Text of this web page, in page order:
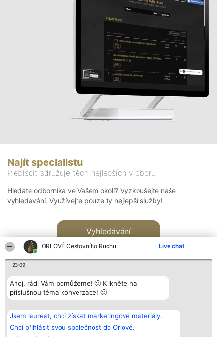
ORLOVÉ Cestovního Ruchu Live chat
23:09
Ahoj, rádi Vám pomůžeme! 🙂 Klikněte na
příslušnou téma konverzace! 🙂
Jsem laureát, chci získat marketingové materiály.
Chci přihlásit svou společnost do Orlové.
Najít specialistu
Plebiscit sdružuje těch nejlepších v oboru
Hledáte odborníka ve Vašem okolí? Vyzkoušejte naše
vyhledávání. Využívejte pouze ty nejlepší služby!
Vyhledávání
Bright Side Solutions sp. z o.
o. sp. k.
ul. Ruska 22
Wrocław 50-079
Vítězové
Seznam všech
laureátů
Zásady
Kontakt